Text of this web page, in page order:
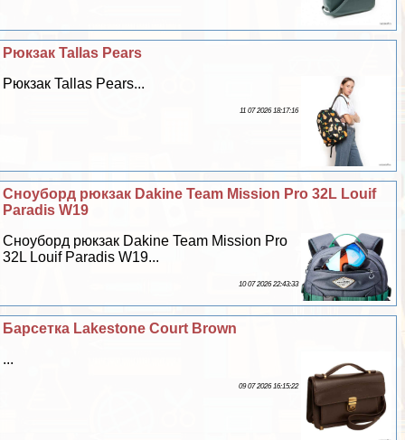
Рюкзак Tallas Pears
Рюкзак Tallas Pears...
11 07 2026 18:17:16
Сноуборд рюкзак Dakine Team Mission Pro 32L Louif
Paradis W19
Сноуборд рюкзак Dakine Team Mission Pro
32L Louif Paradis W19...
10 07 2026 22:43:33
Барсетка Lakestone Court Brown
...
09 07 2026 16:15:22